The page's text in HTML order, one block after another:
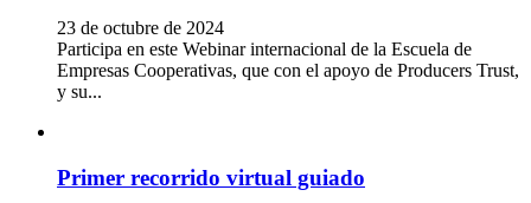
23 de octubre de 2024
Participa en este Webinar internacional de la Escuela de
Empresas Cooperativas, que con el apoyo de Producers Trust,
y su...
Primer recorrido virtual guiado